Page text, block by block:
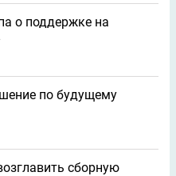
о поддержке на
по будущему
сборную